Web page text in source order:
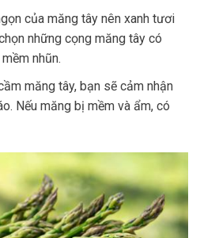
của măng tây nên xanh tươi
những cọng măng tây có
nhũn.
măng tây, bạn sẽ cảm nhận
Nếu măng bị mềm và ẩm, có